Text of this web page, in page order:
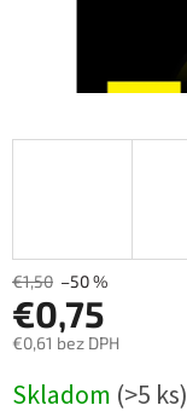
€1,50 –50 %
€0,75
€0,61 bez DPH
cena:
Skladom (>5 ks)